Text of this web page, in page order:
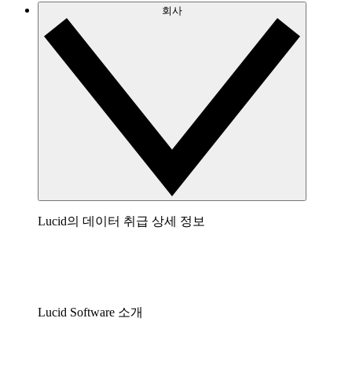
회사
Lucid의 데이터 취급 상세 정보
Lucid Software 소개